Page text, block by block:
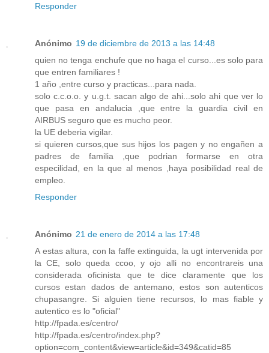
Responder
Anónimo 19 de diciembre de 2013 a las 14:48
quien no tenga enchufe que no haga el curso...es solo para
que entren familiares !
1 año ,entre curso y practicas...para nada.
solo c.c.o.o. y u.g.t. sacan algo de ahi...solo ahi que ver lo
que pasa en andalucia ,que entre la guardia civil en
AIRBUS seguro que es mucho peor.
la UE deberia vigilar.
si quieren cursos,que sus hijos los pagen y no engañen a
padres de familia ,que podrian formarse en otra
especilidad, en la que al menos ,haya posibilidad real de
empleo.
Responder
Anónimo 21 de enero de 2014 a las 17:48
A estas altura, con la faffe extinguida, la ugt intervenida por
la CE, solo queda ccoo, y ojo alli no encontrareis una
considerada oficinista que te dice claramente que los
cursos estan dados de antemano, estos son autenticos
chupasangre. Si alguien tiene recursos, lo mas fiable y
autentico es lo "oficial"
http://fpada.es/centro/
http://fpada.es/centro/index.php?
option=com_content&view=article&id=349&catid=85